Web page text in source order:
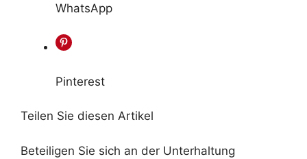
WhatsApp
Pinterest
Teilen Sie diesen Artikel
Beteiligen Sie sich an der Unterhaltung